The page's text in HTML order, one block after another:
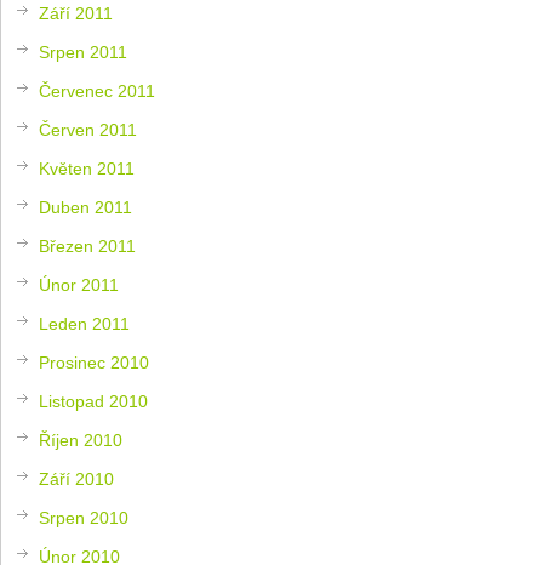
Září 2011
Srpen 2011
Červenec 2011
Červen 2011
Květen 2011
Duben 2011
Březen 2011
Únor 2011
Leden 2011
Prosinec 2010
Listopad 2010
Říjen 2010
Září 2010
Srpen 2010
Únor 2010